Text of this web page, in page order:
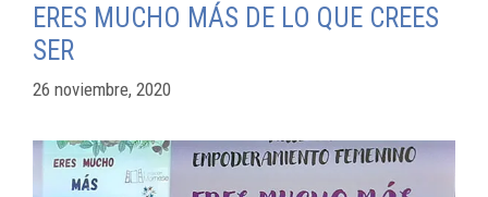
ERES MUCHO MÁS DE LO QUE CREES
SER
26 noviembre, 2020